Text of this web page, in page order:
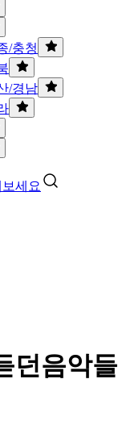
/충청
/경남
세요
던음악들